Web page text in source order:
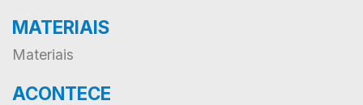
MATERIAIS
Materiais
ACONTECE